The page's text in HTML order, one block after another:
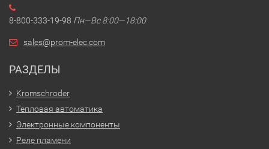
8-800-333-19-98 Пн—Вс 8:00—18:00
sales@prom-elec.com
РАЗДЕЛЫ
Kromschroder
Тепловая автоматика
Электронные компоненты
Реле пламени